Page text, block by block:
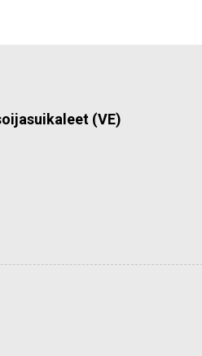
(VE)